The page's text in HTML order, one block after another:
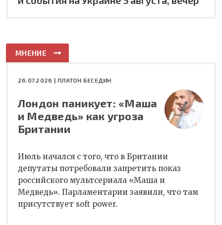
МНЕНИЕ
26.07.2026 | ПЛАТОН БЕСЕДИН
Лондон паникует: «Маша
и Медведь» как угроза
Британии
Июль начался с того, что в Британии
депутаты потребовали запретить показ
российского мультсериала «Маша и
Медведь». Парламентарии заявили, что там
присутствует soft power.